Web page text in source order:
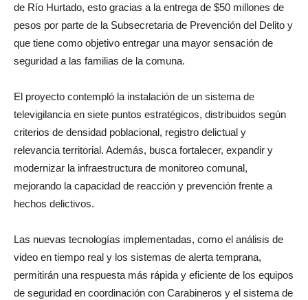
de Río Hurtado, esto gracias a la entrega de $50 millones de
pesos por parte de la Subsecretaria de Prevención del Delito y
que tiene como objetivo entregar una mayor sensación de
seguridad a las familias de la comuna.
El proyecto contempló la instalación de un sistema de
televigilancia en siete puntos estratégicos, distribuidos según
criterios de densidad poblacional, registro delictual y
relevancia territorial. Además, busca fortalecer, expandir y
modernizar la infraestructura de monitoreo comunal,
mejorando la capacidad de reacción y prevención frente a
hechos delictivos.
Las nuevas tecnologías implementadas, como el análisis de
video en tiempo real y los sistemas de alerta temprana,
permitirán una respuesta más rápida y eficiente de los equipos
de seguridad en coordinación con Carabineros y el sistema de